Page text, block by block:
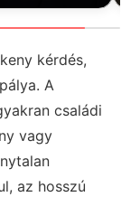
kérdés,
A
családi
vagy
az hosszú